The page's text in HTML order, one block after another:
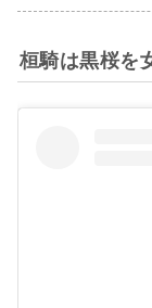
桓騎は黒桜を